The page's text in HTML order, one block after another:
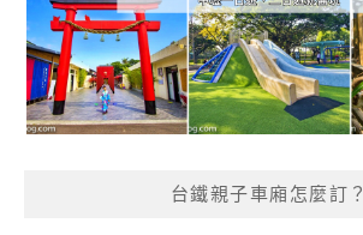
台鐵親子車廂怎麼訂？